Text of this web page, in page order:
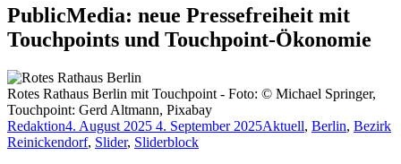
PublicMedia: neue Pressefreiheit mit
Touchpoints und Touchpoint-Ökonomie
Rotes Rathaus Berlin mit Touchpoint - Foto: © Michael Springer,
Touchpoint: Gerd Altmann, Pixabay
Redaktion4. August 2025 4. September 2025Aktuell, Berlin, Bezirk
Reinickendorf, Slider, Sliderblock